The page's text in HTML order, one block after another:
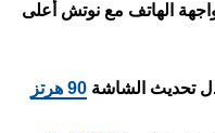
الهاتف مع نوتش أعلى
تحديث الشاشة 90 هرتز